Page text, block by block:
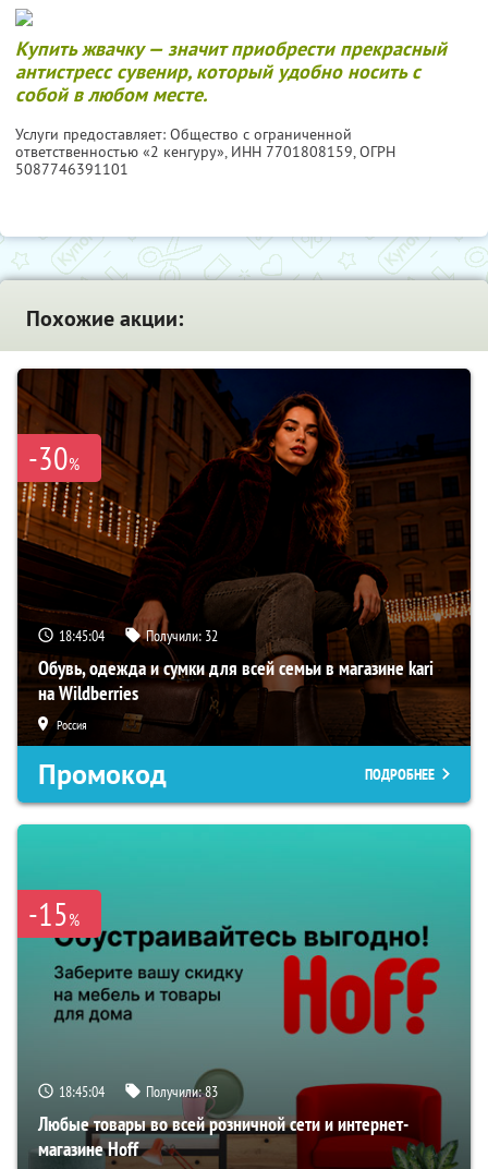
Купить жвачку — значит приобрести прекрасный
антистресс сувенир, который удобно носить с
собой в любом месте.
Услуги предоставляет: Общество с ограниченной
ответственностью «2 кенгуру», ИНН 7701808159, ОГРН
5087746391101
Похожие акции:
-30%
18:45:03 Получили: 32
Обувь, одежда и сумки для всей семьи в магазине kari
на Wildberries
Россия
Промокод ПОДРОБНЕЕ
-15%
18:45:03 Получили:83
Любые товары во всей розничной сети и интернет-
магазине Hoff